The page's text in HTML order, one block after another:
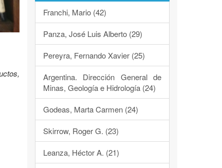
Franchi, Mario (42)
Panza, José Luis Alberto (29)
Pereyra, Fernando Xavier (25)
Argentina. Dirección General de
Minas, Geología e Hidrología (24)
Godeas, Marta Carmen (24)
Skirrow, Roger G. (23)
Leanza, Héctor A. (21)